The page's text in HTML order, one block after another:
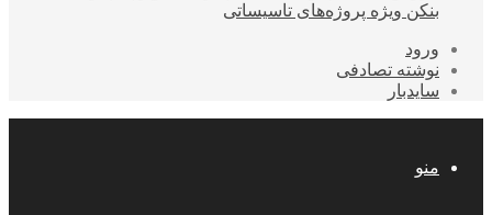
بنکن ویژه پروژه‌های تاسیساتی
ورود
نوشته تصادفی
سایدبار
منو